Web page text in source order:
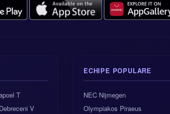
T
V
ECHIPE POPULARE
NEC Nijmegen
Olympiakos Piraeus